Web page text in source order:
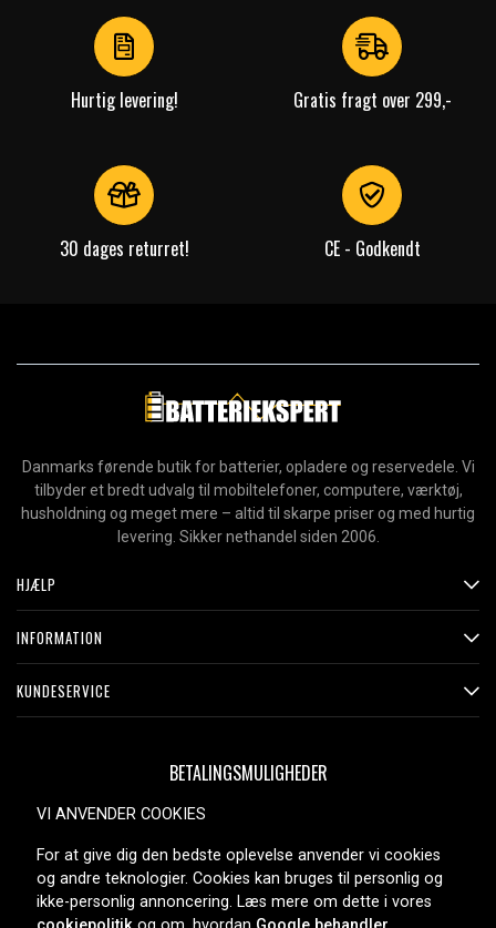
Hurtig levering! Gratis fragt over 299,-
30 dages returret! CE - Godkendt
Danmarks førende butik for batterier, opladere og reservedele. Vi
tilbyder et bredt udvalg til mobiltelefoner, computere, værktøj,
husholdning og meget mere – altid til skarpe priser og med hurtig
levering. Sikker nethandel siden 2006.
HJÆLP
INFORMATION
KUNDESERVICE
BETALINGSMULIGHEDER
LEVERINGSMULIGHEDER
VI ANVENDER COOKIES
For at give dig den bedste oplevelse anvender vi cookies
og andre teknologier. Cookies kan bruges til personlig og
ikke-personlig annoncering. Læs mere om dette i vores